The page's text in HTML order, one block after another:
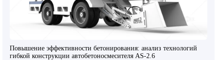
Повышение эффективности бетонирования: анализ технологий
гибкой конструкции автобетоносмесителя AS-2.6